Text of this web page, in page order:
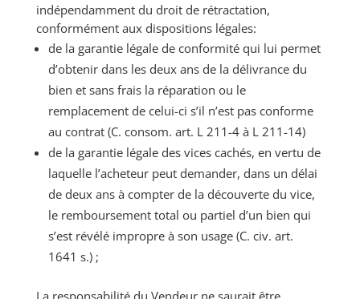
indépendamment du droit de rétractation,
conformément aux dispositions légales:
de la garantie légale de conformité qui lui permet
d’obtenir dans les deux ans de la délivrance du
bien et sans frais la réparation ou le
remplacement de celui-ci s’il n’est pas conforme
au contrat (C. consom. art. L 211-4 à L 211-14)
de la garantie légale des vices cachés, en vertu de
laquelle l’acheteur peut demander, dans un délai
de deux ans à compter de la découverte du vice,
le remboursement total ou partiel d’un bien qui
s’est révélé impropre à son usage (C. civ. art.
1641 s.) ;
La responsabilité du Vendeur ne saurait être